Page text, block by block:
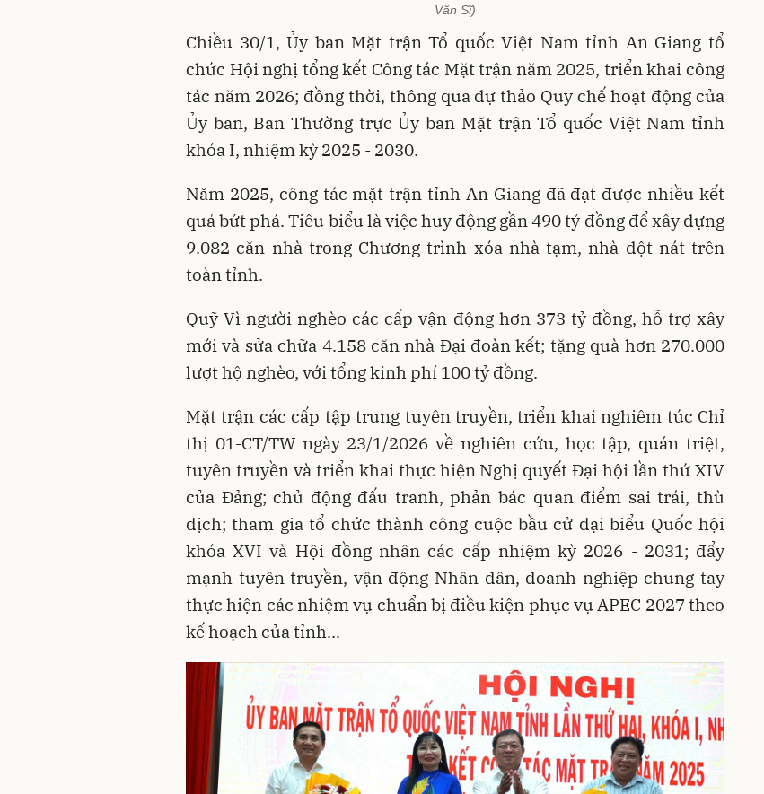
Văn Sĩ)
Chiều 30/1, Ủy ban Mặt trận Tổ quốc Việt Nam tỉnh An Giang tổ
chức Hội nghị tổng kết Công tác Mặt trận năm 2025, triển khai công
tác năm 2026; đồng thời, thông qua dự thảo Quy chế hoạt động của
Ủy ban, Ban Thường trực Ủy ban Mặt trận Tổ quốc Việt Nam tỉnh
khóa I, nhiệm kỳ 2025 - 2030.
Năm 2025, công tác mặt trận tỉnh An Giang đã đạt được nhiều kết
quả bứt phá. Tiêu biểu là việc huy động gần 490 tỷ đồng để xây dựng
9.082 căn nhà trong Chương trình xóa nhà tạm, nhà dột nát trên
toàn tỉnh.
Quỹ Vì người nghèo các cấp vận động hơn 373 tỷ đồng, hỗ trợ xây
mới và sửa chữa 4.158 căn nhà Đại đoàn kết; tặng quà hơn 270.000
lượt hộ nghèo, với tổng kinh phí 100 tỷ đồng.
Mặt trận các cấp tập trung tuyên truyền, triển khai nghiêm túc Chỉ
thị 01-CT/TW ngày 23/1/2026 về nghiên cứu, học tập, quán triệt,
tuyên truyền và triển khai thực hiện Nghị quyết Đại hội lần thứ XIV
của Đảng; chủ động đấu tranh, phản bác quan điểm sai trái, thù
địch; tham gia tổ chức thành công cuộc bầu cử đại biểu Quốc hội
khóa XVI và Hội đồng nhân các cấp nhiệm kỳ 2026 - 2031; đẩy
mạnh tuyên truyền, vận động Nhân dân, doanh nghiệp chung tay
thực hiện các nhiệm vụ chuẩn bị điều kiện phục vụ APEC 2027 theo
kế hoạch của tỉnh...